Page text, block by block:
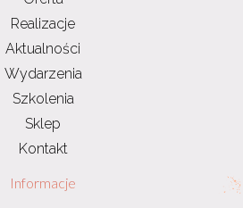
Realizacje
Aktualności
Wydarzenia
Szkolenia
Sklep
Kontakt
Informacje